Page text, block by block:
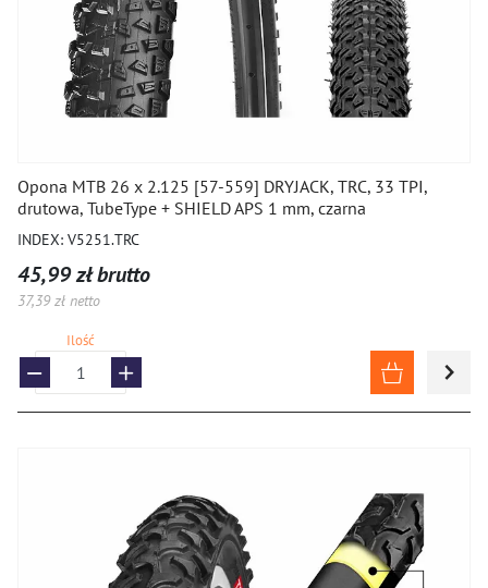
Opona MTB 26 x 2.125 [57-559] DRYJACK, TRC, 33 TPI,
drutowa, TubeType + SHIELD APS 1 mm, czarna
INDEX: V5251.TRC
45,99 zł brutto
37,39 zł netto
Ilość